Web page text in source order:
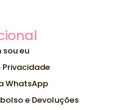
sou eu
WhatsApp
e Devoluções